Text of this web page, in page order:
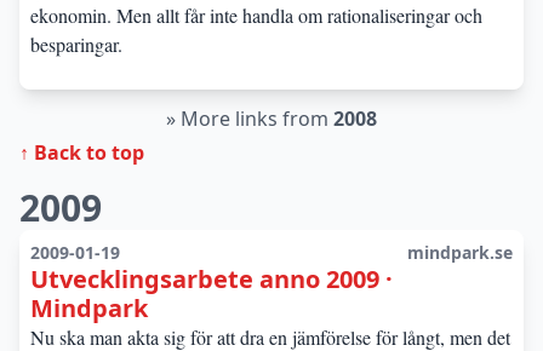
ekonomin. Men allt får inte handla om rationaliseringar och
besparingar.
» More links from 2008
↑ Back to top
2009
2009-01-19 mindpark.se
Utvecklingsarbete anno 2009 ·
Mindpark
Nu ska man akta sig för att dra en jämförelse för långt, men det